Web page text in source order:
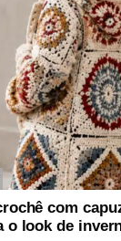
com
o look de